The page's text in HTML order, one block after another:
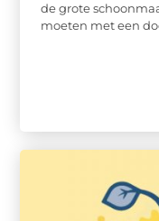
de grote
moeten met een